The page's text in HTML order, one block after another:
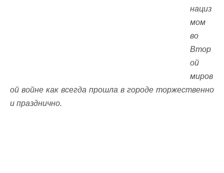
нациз
мом
во
Втор
ой
миров
ой войне как всегда прошла в городе торжественно
и празднично.